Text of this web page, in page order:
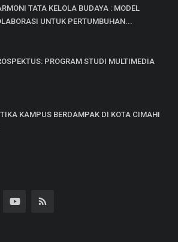
TATA KELOLA BUDAYA : MODEL
UNTUK PERTUMBUHAN...
PROGRAM STUDI MULTIMEDIA
KAMPUS BERDAMPAK DI KOTA CIMAHI